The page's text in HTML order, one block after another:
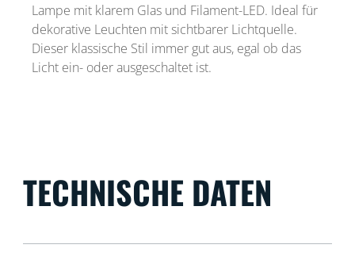
Lampe mit klarem Glas und Filament-LED. Ideal für
dekorative Leuchten mit sichtbarer Lichtquelle.
Dieser klassische Stil immer gut aus, egal ob das
Licht ein- oder ausgeschaltet ist.
TECHNISCHE DATEN